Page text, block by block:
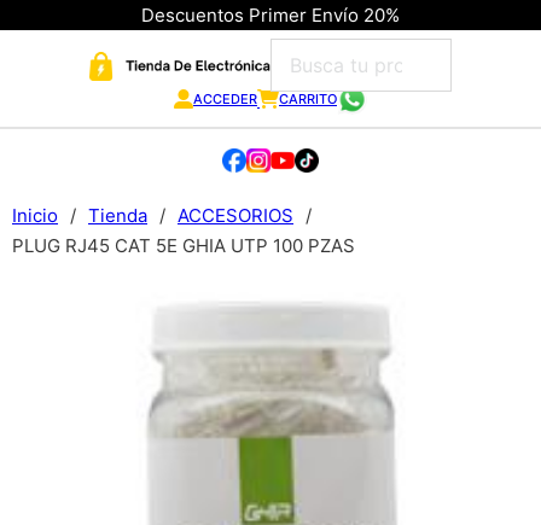
Descuentos Primer Envío 20%
ACCEDER CARRITO
Inicio / Tienda / ACCESORIOS
/
PLUG RJ45 CAT 5E GHIA UTP 100 PZAS